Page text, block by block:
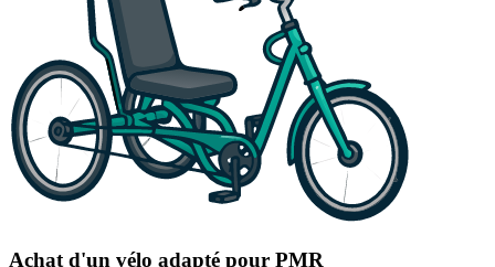
Achat d'un vélo adapté pour PMR